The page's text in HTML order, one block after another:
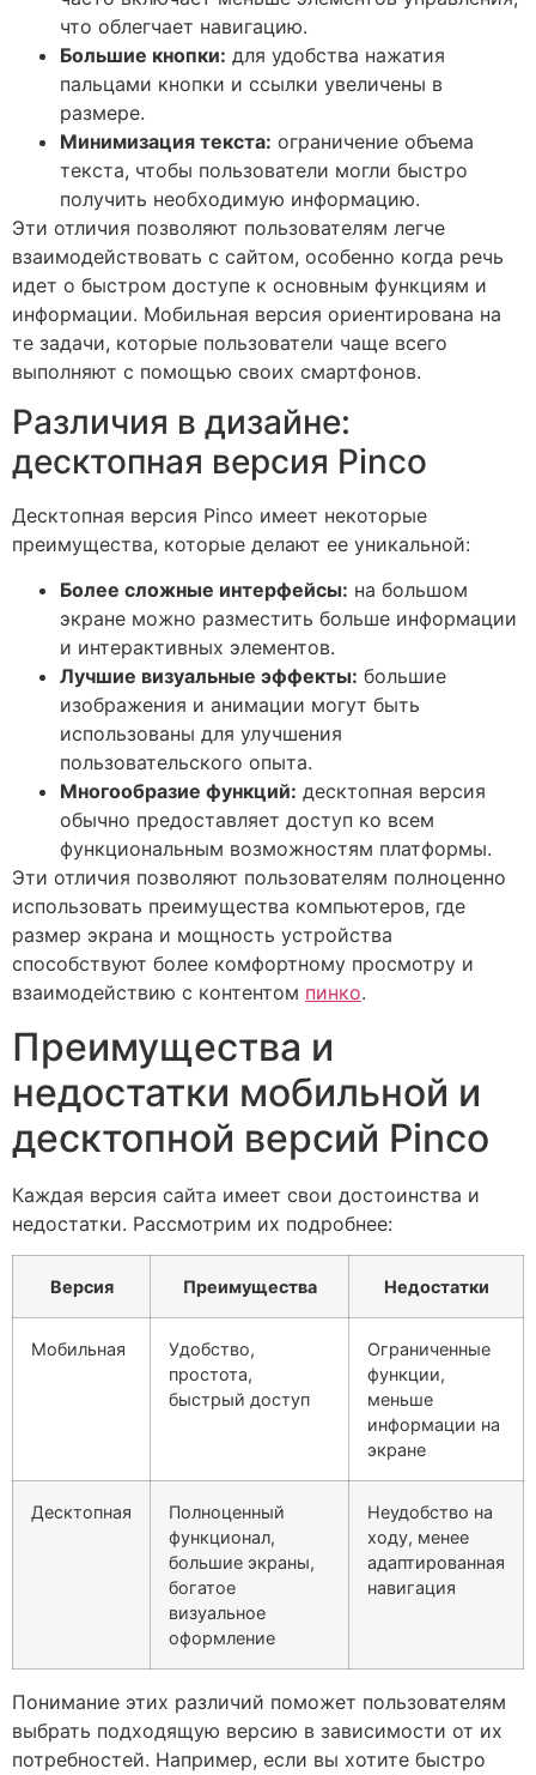
что облегчает навигацию.
Большие кнопки: для удобства нажатия
пальцами кнопки и ссылки увеличены в
размере.
Минимизация текста: ограничение объема
текста, чтобы пользователи могли быстро
получить необходимую информацию.
Эти отличия позволяют пользователям легче
взаимодействовать с сайтом, особенно когда речь
идет о быстром доступе к основным функциям и
информации. Мобильная версия ориентирована на
те задачи, которые пользователи чаще всего
выполняют с помощью своих смартфонов.
Различия в дизайне:
десктопная версия Pinco
Десктопная версия Pinco имеет некоторые
преимущества, которые делают ее уникальной:
Более сложные интерфейсы: на большом
экране можно разместить больше информации
и интерактивных элементов.
Лучшие визуальные эффекты: большие
изображения и анимации могут быть
использованы для улучшения
пользовательского опыта.
Многообразие функций: десктопная версия
обычно предоставляет доступ ко всем
функциональным возможностям платформы.
Эти отличия позволяют пользователям полноценно
использовать преимущества компьютеров, где
размер экрана и мощность устройства
способствуют более комфортному просмотру и
взаимодействию с контентом пинко.
Преимущества и
недостатки мобильной и
десктопной версий Pinco
Каждая версия сайта имеет свои достоинства и
недостатки. Рассмотрим их подробнее:
Версия Преимущества Недостатки
Мобильная
Удобство,
простота,
быстрый доступ
Ограниченные
функции,
меньше
информации на
экране
Десктопная
Полноценный
функционал,
большие экраны,
богатое
визуальное
оформление
Неудобство на
ходу, менее
адаптированная
навигация
Понимание этих различий поможет пользователям
выбрать подходящую версию в зависимости от их
потребностей. Например, если вы хотите быстро